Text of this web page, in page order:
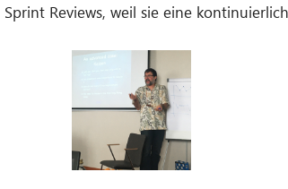
Reviews, weil sie eine